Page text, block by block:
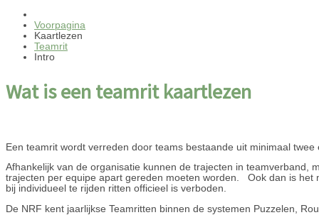
Voorpagina
Kaartlezen
Teamrit
Intro
Wat is een teamrit kaartlezen
Een teamrit wordt verreden door teams bestaande uit minimaal
Afhankelijk van de organisatie kunnen de trajecten in teamverband,
trajecten per equipe apart gereden moeten worden. Ook dan is het
bij individueel te rijden ritten officieel is verboden.
De NRF kent jaarlijkse Teamritten binnen de systemen Puzzelen,